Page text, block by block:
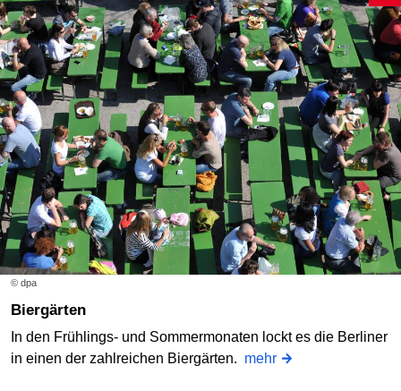
© dpa
Biergärten
In den Frühlings- und Sommermonaten lockt es die Berliner
in einen der zahlreichen Biergärten. mehr